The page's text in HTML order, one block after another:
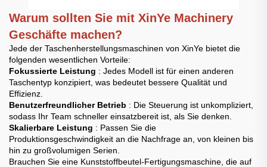
Warum sollten Sie mit XinYe Machinery
Geschäfte machen?
Jede der Taschenherstellungsmaschinen von XinYe bietet die
folgenden wesentlichen Vorteile:
Fokussierte Leistung : Jedes Modell ist für einen anderen
Taschentyp konzipiert, was bedeutet bessere Qualität und
Effizienz.
Benutzerfreundlicher Betrieb : Die Steuerung ist unkompliziert,
sodass Ihr Team schneller einsatzbereit ist, als Sie denken.
Skalierbare Leistung : Passen Sie die
Produktionsgeschwindigkeit an die Nachfrage an, von kleinen bis
hin zu großvolumigen Serien.
Brauchen Sie eine Kunststoffbeutel-Fertigungsmaschine, die auf